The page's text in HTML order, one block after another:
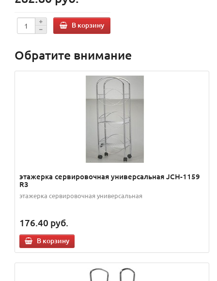
В корзину
Обратите внимание
этажерка сервировочная универсальная JCH-1159
R3
этажерка сервировочная универсальная
176.40 руб.
В корзину